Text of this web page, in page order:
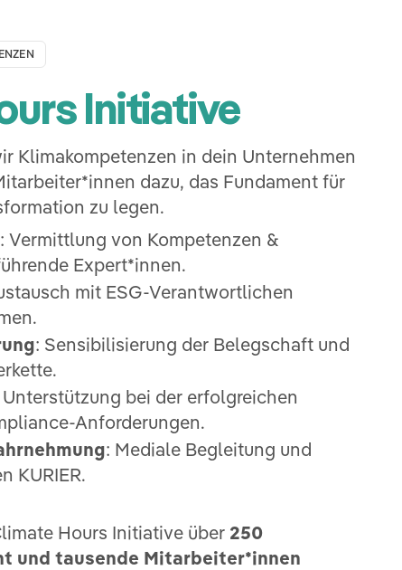
Initiative
Klimakompetenzen in dein Unternehmen
dazu, das Fundament für
zu legen.
: Vermittlung von Kompetenzen &
Expert*innen.
mit ESG-Verantwortlichen
: Sensibilisierung der Belegschaft und
Unterstützung bei der erfolgreichen
Anforderungen.
: Mediale Begleitung und
KURIER.
Hours Initiative über 250
und tausende Mitarbeiter*innen